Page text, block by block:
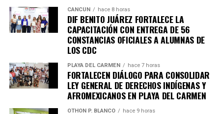
CANCÚN hace 8 horas
DIF BENITO JUÁREZ FORTALECE LA
CAPACITACIÓN CON ENTREGA DE 56
CONSTANCIAS OFICIALES A ALUMNAS DE
LOS CDC
PLAYA DEL CARMEN hace 7 horas
FORTALECEN DIÁLOGO PARA CONSOLIDAR
LEY GENERAL DE DERECHOS INDÍGENAS Y
AFROMEXICANOS EN PLAYA DEL CARMEN
OTHON P. BLANCO hace 9 horas